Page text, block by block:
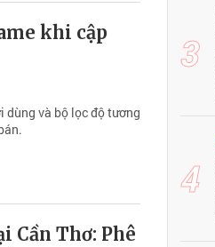
khi cập
dùng và bộ lọc độ tương
Cần Thơ: Phê
3
4